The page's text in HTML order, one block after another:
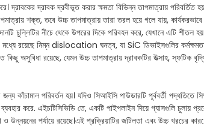
দ্রাবকের দ্রাবক দ্রবীভূত করার ক্ষমতা বিভিন্ন তাপমাত্রায়
শক্ত, তবে উচ্চ তাপমাত্রায় তারা তরল হয়ে গলে যায়,
চুল্লিটির নীচে থেকে উপরের দিকে পরিবহন করে, যেখানে এটি শীতল
রয়েছে নিম্ন dislocation ঘনত্ব, যা SiC ডিভাইসগুলির কর্মক্ষমতা
অসুবিধা রয়েছে, যেমন উচ্চ তাপমাত্রায় দ্রাবকটির উত্সাহ, স্ফটিক
কাঁচামাল পরিবর্তন হয়। যদিও সিআইসি পাউডারটি পূর্ববর্তী পদ্ধতিতে
করে. এইচটিসিভিডি তে, একটি পাইপলাইন দিয়ে গ্যাসগুলি চুলায়
পর্যায়ে রয়েছে।এই প্রক্রিয়াটির জটিলতা এবং উচ্চ খরচের